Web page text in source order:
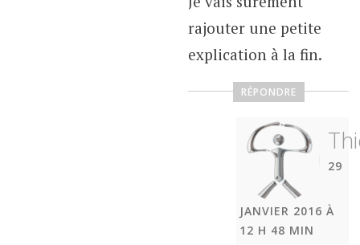
rajouter une petite
explication à la fin.
RÉPONDRE
29
JANVIER 2016 À
12 H 48 MIN